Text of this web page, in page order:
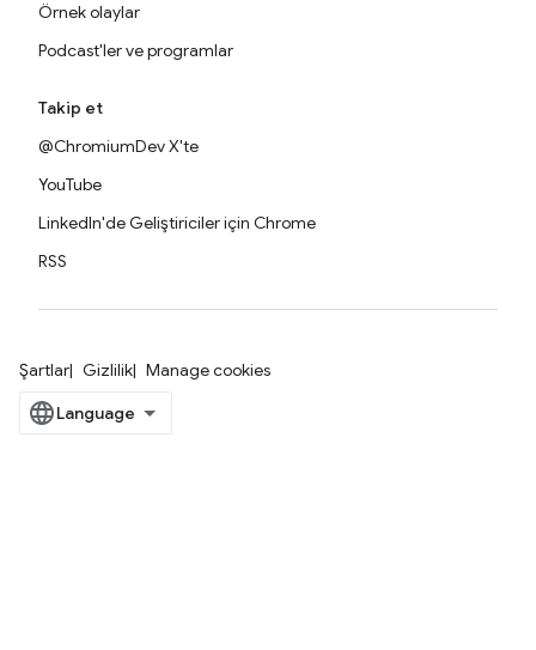
Örnek olaylar
Podcast'ler ve programlar
Takip et
@ChromiumDev X'te
YouTube
LinkedIn'de Geliştiriciler için Chrome
RSS
Şartlar Gizlilik Manage cookies